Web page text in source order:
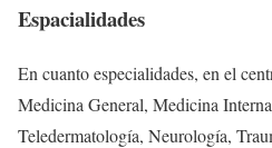
Espacialidades
En cuanto especialidades, en el
Medicina General, Medicina
Teledermatología, Neurología,